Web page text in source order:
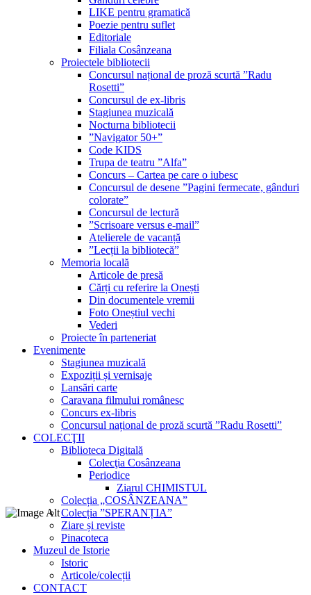
LIKE pentru gramatică
Poezie pentru suflet
Editoriale
Filiala Cosânzeana
Proiectele bibliotecii
Concursul național de proză scurtă ”Radu
Rosetti”
Concursul de ex-libris
Stagiunea muzicală
Nocturna bibliotecii
”Navigator 50+”
Code KIDS
Trupa de teatru ”Alfa”
Concurs – Cartea pe care o iubesc
Concursul de desene ”Pagini fermecate, gânduri
colorate”
Concursul de lectură
”Scrisoare versus e-mail”
Atelierele de vacanță
”Lecții la bibliotecă”
Memoria locală
Articole de presă
Cărți cu referire la Onești
Din documentele vremii
Foto Oneștiul vechi
Vederi
Proiecte în parteneriat
Evenimente
Stagiunea muzicală
Expoziții și vernisaje
Lansări carte
Caravana filmului românesc
Concurs ex-libris
Concursul național de proză scurtă ”Radu Rosetti”
COLECŢII
Biblioteca Digitală
Colecţia Cosânzeana
Periodice
Ziarul CHIMISTUL
Colecția „COSÂNZEANA”
Colecția ”SPERANȚIA”
Ziare și reviste
Pinacoteca
Muzeul de Istorie
Istoric
Articole/colecții
CONTACT